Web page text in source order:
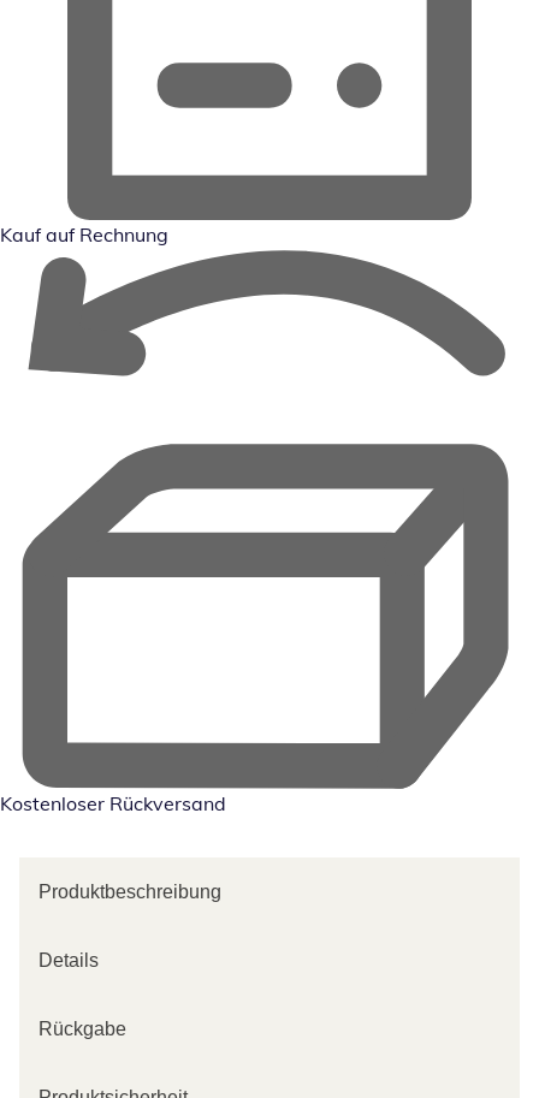
Kauf auf Rechnung
Kostenloser Rückversand
Produktbeschreibung
Details
Rückgabe